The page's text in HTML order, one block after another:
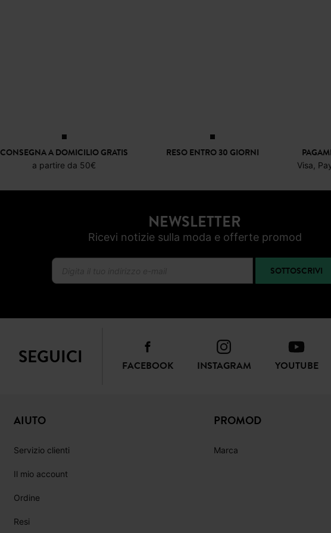
CONSEGNA A DOMICILIO GRATIS
a partire da 50€
RESO ENTRO 30 GIORNI
Visa,
NEWSLETTER
Ricevi notizie sulla moda e offerte promod
SOTTOSCRIVI
SEGUICI FACEBOOK INSTAGRAM YOUTUBE
AIUTO
Servizio clienti
Il mio account
Ordine
Resi
PROMOD
Marca